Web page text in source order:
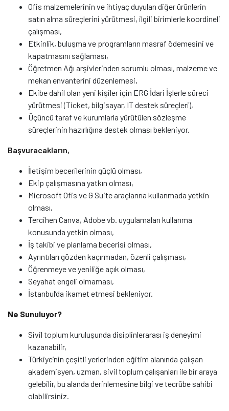
Ofis malzemelerinin ve ihtiyaç duyulan diğer ürünlerin
satın alma süreçlerini yürütmesi, ilgili birimlerle koordineli
çalışması,
Etkinlik, buluşma ve programların masraf ödemesini ve
kapatmasını sağlaması,
Öğretmen Ağı arşivlerinden sorumlu olması, malzeme ve
mekan envanterini düzenlemesi,
Ekibe dahil olan yeni kişiler için ERG İdari İşlerle süreci
yürütmesi (Ticket, bilgisayar, IT destek süreçleri),
Üçüncü taraf ve kurumlarla yürütülen sözleşme
süreçlerinin hazırlığına destek olması bekleniyor.
Başvuracakların,
İletişim becerilerinin güçlü olması,
Ekip çalışmasına yatkın olması,
Microsoft Ofis ve G Suite araçlarına kullanmada yetkin
olması,
Tercihen Canva, Adobe vb. uygulamaları kullanma
konusunda yetkin olması,
İş takibi ve planlama becerisi olması,
Ayrıntıları gözden kaçırmadan, özenli çalışması,
Öğrenmeye ve yeniliğe açık olması,
Seyahat engeli olmaması,
İstanbul’da ikamet etmesi bekleniyor.
Ne Sunuluyor?
Sivil toplum kuruluşunda disiplinlerarası iş deneyimi
kazanabilir,
Türkiye’nin çeşitli yerlerinden eğitim alanında çalışan
akademisyen, uzman, sivil toplum çalışanları ile bir araya
gelebilir, bu alanda derinlemesine bilgi ve tecrübe sahibi
olabilirsiniz.